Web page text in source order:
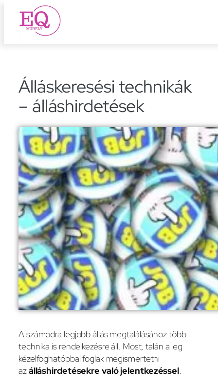
Ugrás
Álláskeresési technikák
– álláshirdetések
A számodra legjobb állás megtalálásához több
technika is rendelkezésre áll. Most, talán a leg
kézelfoghatóbbal foglak megismertetni
azálláshirdetésekre való jelentkezéssel.